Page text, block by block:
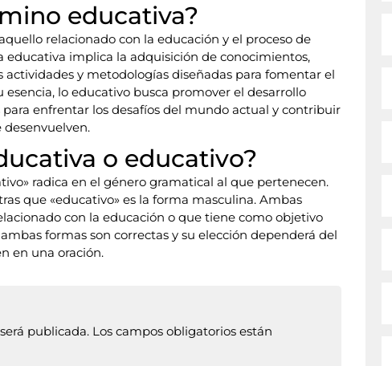
educativa?
relacionado con la educación y el proceso de
educativa implica la adquisición de conocimientos,
actividades y metodologías diseñadas para fomentar el
lo educativo busca promover el desarrollo
enfrentar los desafíos del mundo actual y contribuir
desenvuelven.
o educativo?
radica en el género gramatical al que pertenecen.
que «educativo» es la forma masculina. Ambas
con la educación o que tiene como objetivo
formas son correctas y su elección dependerá del
en una oración.
publicada. Los campos obligatorios están